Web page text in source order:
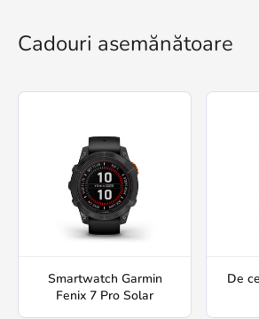
Cadouri asemănătoare
Smartwatch Garmin
Fenix 7 Pro Solar
De